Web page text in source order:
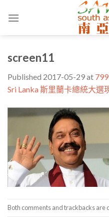
screen11
Published 2017-05-29at
Sri Lanka 斯里蘭卡總統大選
Both comments and trackbacks are